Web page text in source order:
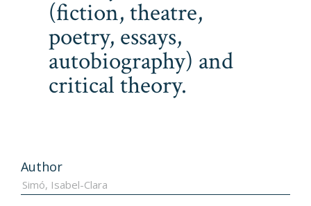
(fiction, theatre,
poetry, essays,
autobiography) and
critical theory.
Author